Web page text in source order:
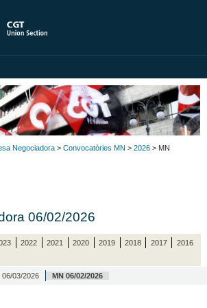
Negociadora > Convocatòries MN > 2026 > MN
06/02/2026
2022 2021 2020 2019 2018 2017
2016
06/03/2026 MN 06/02/2026